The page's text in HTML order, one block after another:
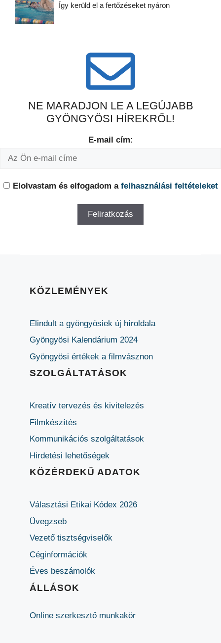
Így kerüld el a fertőzéseket nyáron
NE MARADJON LE A LEGÚJABB
GYÖNGYÖSI HÍREKRŐL!
E-mail cím:
Elolvastam és elfogadom a felhasználási feltételeket
KÖZLEMÉNYEK
Elindult a gyöngyösiek új híroldala
Gyöngyösi Kalendárium 2024
Gyöngyösi értékek a filmvásznon
SZOLGÁLTATÁSOK
Kreatív tervezés és kivitelezés
Filmkészítés
Kommunikációs szolgáltatások
Hirdetési lehetőségek
KÖZÉRDEKŰ ADATOK
Választási Etikai Kódex 2026
Üvegzseb
Vezető tisztségviselők
Céginformációk
Éves beszámolók
ÁLLÁSOK
Online szerkesztő munkakör